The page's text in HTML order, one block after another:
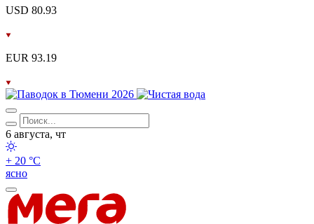
USD 80.93
EUR 93.19
6 августа, чт
+ 20 °С
ясно